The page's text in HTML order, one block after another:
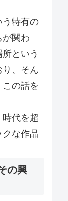
う特有の
関わ
という
り、そん
の話を
代を超
クな作品
の興